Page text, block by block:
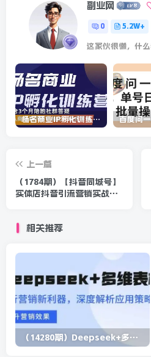
副业网
0 5.2W+
这家伙很懒，什
杨名商业IP孵化训练营，从商业到内容到转化一站式学 价值5980元
上一篇
（1784期）【抖音同城号】
实体店抖音引流营销实战课
相关推荐
（14280期）Deepseek+多维表格，银行营销新利器，深度解析应用策略，提升营销效果